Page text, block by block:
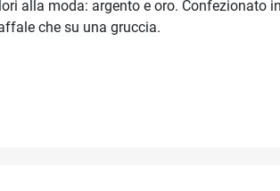
alla moda: argento e oro. Confezionato
che su una gruccia.